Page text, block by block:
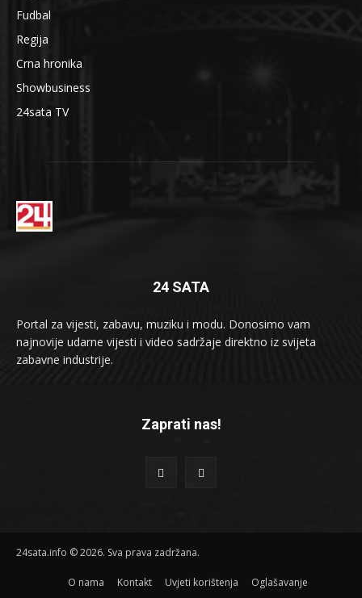
Fudbal
Regija
Crna hronika
Showbusiness
24sata TV
24 SATA
Portal za vijesti, zabavu, muziku i modu. Donosimo vam
najnovije udarne vijesti i video sadržaje direktno iz svijeta
zabavne industrije.
Zaprati nas!
24sata.info © 2026. Sva prava zadržana.
O nama Kontakt Uvjeti korištenja Oglašavanje